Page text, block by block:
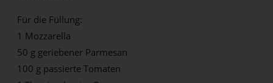
Für die Füllung:
1 Mozzarella
50 g geriebener Parmesan
100 g passierte Tomaten